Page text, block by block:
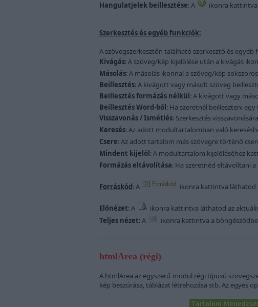
Hangulatjelek beillesztése: A ikonra
Szerkesztés és egyéb funkciók:
A szövegszerkesztőn található szerkesztő és egyéb
Kivágás: A szöveg/kép kijelölése után a kivágás
Másolás: A másolás ikonnal a szöveg/kép
Beillesztés: A kivágott vagy másolt szöveg
Beillesztés formázás nélkül: A kivágott vagy
Beillesztés Word-ből: Ha szeretnél beilleszteni
Visszavonás / Ismétlés: Szerkesztés
Keresés: Az adott modultartalomban való
Csere: Az adott tartalom más szövegre történő
Mindent kijelöl: A modultartalom kijelöléséhez
Formázás eltávolítása: Ha szeretnéd eltávolítani
Forráskód: A ikonra kattintva láthatod
Előnézet: A
ikonra kattintva láthatod az
Teljes nézet: A ikonra kattintva a
htmlArea (régi)
A htmlArea az egyszerű modul régi típusú
kép beszúrása, táblázat létrehozása stb. Az egyes